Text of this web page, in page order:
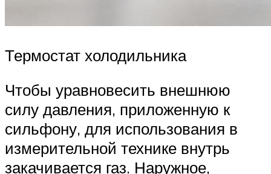
Термостат холодильника
Чтобы уравновесить внешнюю
силу давления, приложенную к
сильфону, для использования в
измерительной технике внутрь
закачивается газ. Наружное,